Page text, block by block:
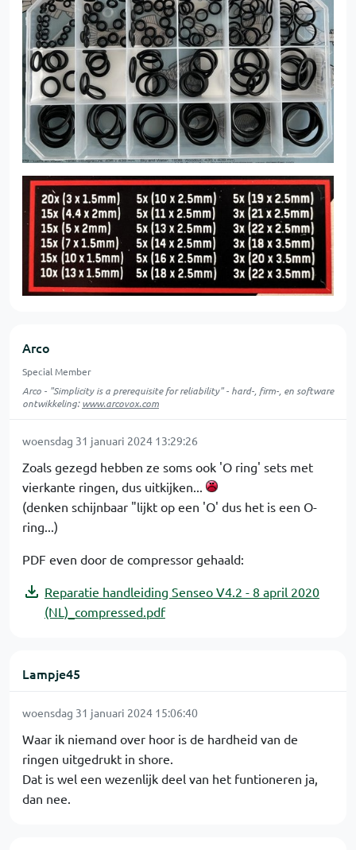
Arco
Special Member
Arco - "Simplicity is a prerequisite for reliability" - hard-, firm-, en software
ontwikkeling:www.arcovox.com
woensdag 31 januari 2024 13:29:26
Zoals gezegd hebben ze soms ook 'O ring' sets met
vierkante ringen, dus uitkijken...
(denken schijnbaar "lijkt op een 'O' dus het is een O-
ring...)
PDF even door de compressor gehaald:
Reparatie handleiding Senseo V4.2 - 8 april 2020
(NL)_compressed.pdf
Lampje45
woensdag 31 januari 2024 15:06:40
Waar ik niemand over hoor is de hardheid van de
ringen uitgedrukt in shore.
Dat is wel een wezenlijk deel van het funtioneren ja,
dan nee.